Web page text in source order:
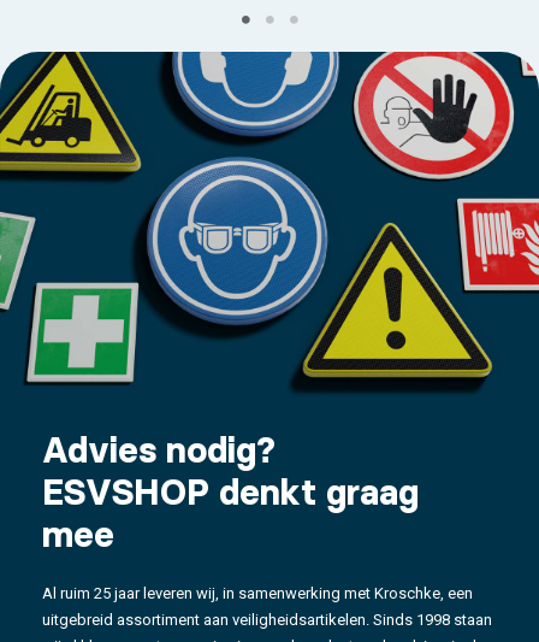
Advies nodig?
ESVSHOP denkt graag
mee
Al ruim 25 jaar leveren wij, in samenwerking met Kroschke, een
uitgebreid assortiment aan veiligheidsartikelen. Sinds 1998 staan